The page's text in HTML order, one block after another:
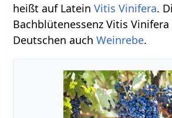
heißt auf LateinVitis Vinifera.
Bachblütenessenz Vitis
Deutschen auchWeinrebe.